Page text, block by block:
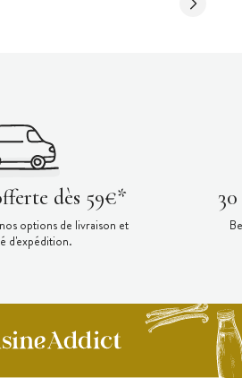
dès 59€*
options de livraison et
d'expédition.